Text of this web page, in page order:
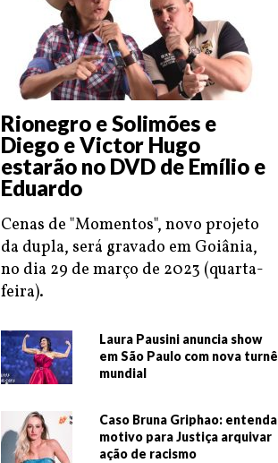
Rionegro e Solimões e
Diego e Victor Hugo
estarão no DVD de Emílio e
Eduardo
Cenas de "Momentos", novo projeto
da dupla, será gravado em Goiânia,
no dia 29 de março de 2023 (quarta-
feira).
Laura Pausini anuncia show
em São Paulo com nova turnê
mundial
Caso Bruna Griphao: entenda
motivo para Justiça arquivar
ação de racismo